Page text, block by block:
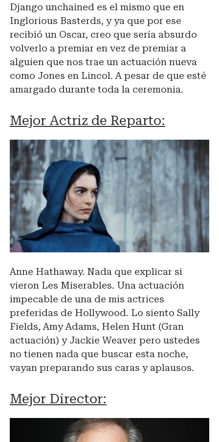
Django unchained es el mismo que en
Inglorious Basterds, y ya que por ese
recibió un Oscar, creo que sería absurdo
volverlo a premiar en vez de premiar a
alguien que nos trae un actuación nueva
como Jones en Lincol. A pesar de que esté
amargado durante toda la ceremonia.
Mejor Actriz de Reparto:
Anne Hathaway. Nada que explicar si
vieron Les Miserables. Una actuación
impecable de una de mis actrices
preferidas de Hollywood. Lo siento Sally
Fields, Amy Adams, Helen Hunt (Gran
actuación) y Jackie Weaver pero ustedes
no tienen nada que buscar esta noche,
vayan preparando sus caras y aplausos.
Mejor Director: